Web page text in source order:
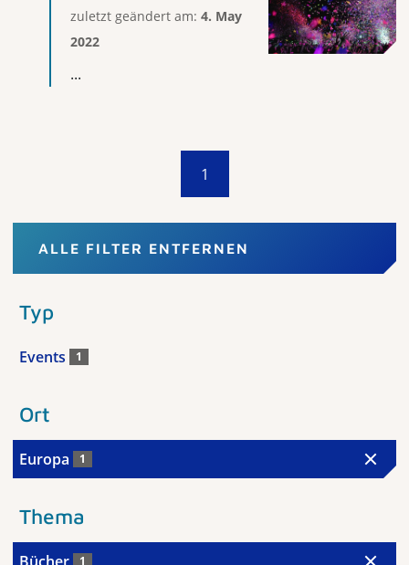
zuletzt geändert am: 4. May
2022
...
1
ALLE FILTER ENTFERNEN
Typ
Events 1
Ort
Europa 1
Thema
1